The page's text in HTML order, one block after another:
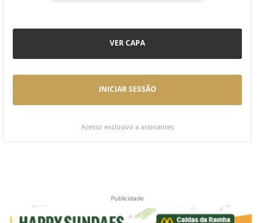
VER CAPA
INICIAR SESSÃO
Acesso exclusivo a assinantes
Publicidade